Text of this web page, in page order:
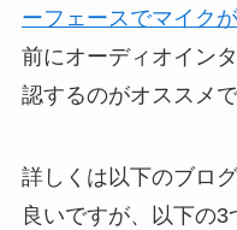
ーフェースでマイク
前にオーディオイン
認するのがオススメで
詳しくは以下のブロ
良いですが、以下の